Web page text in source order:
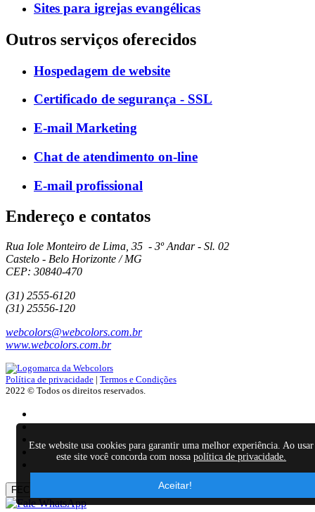
Sites para igrejas evangélicas
Outros serviços oferecidos
Hospedagem de website
Certificado de segurança - SSL
E-mail Marketing
Chat de atendimento on-line
E-mail profissional
Endereço e contatos
Rua Iole Monteiro de Lima, 35 - 3º Andar - Sl. 02
Castelo - Belo Horizonte / MG
CEP: 30840-470
(31) 2555-6120
(31) 25556-120
webcolors@webcolors.com.br
www.webcolors.com.br
Política de privacidade | Termos e Condições
2022 © Todos os direitos reservados.
FECHAR
Este website usa cookies para garantir uma melhor experiência. Ao usar
este site você concorda com nossapolítica de privacidade.
Aceitar!